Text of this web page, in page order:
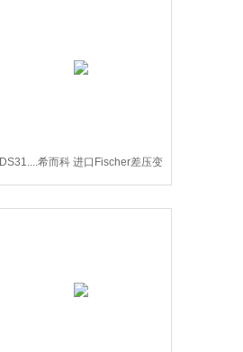
DS31....希而科 进口Fischer差压变
送器DS31系列